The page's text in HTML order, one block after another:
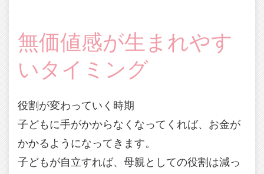
無価値感が生まれやす
いタイミング
役割が変わっていく時期
子どもに手がかからなくなってくれば、お金が
かかるようになってきます。
子どもが自立すれば、母親としての役割は減っ